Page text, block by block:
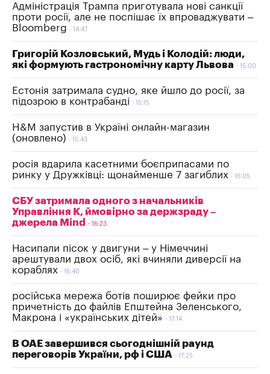
Адміністрація Трампа приготувала нові санкції
проти росії, але не поспішає їх впроваджувати –
Bloomberg
14:47
Григорій Козловський, Мудь і Колодій: люди,
які формують гастрономічну карту Львова
15:00
Естонія затримала судно, яке йшло до росії, за
підозрою в контрабанді
15:15
H&M запустив в Україні онлайн-магазин
(оновлено)
15:43
росія вдарила касетними боєприпасами по
ринку у Дружківці: щонайменше 7 загиблих
16:05
СБУ затримала одного з начальників
Управління К, ймовірно за держзраду –
джерела Mind
16:23
Насипали пісок у двигуни – у Німеччині
арештували двох осіб, які вчиняли диверсії на
кораблях
16:40
російська мережа ботів поширює фейки про
причетність до файлів Епштейна Зеленського,
Макрона і «українських дітей»
17:14
В ОАЕ завершився сьогоднішній раунд
переговорів України, рф і США
17:25